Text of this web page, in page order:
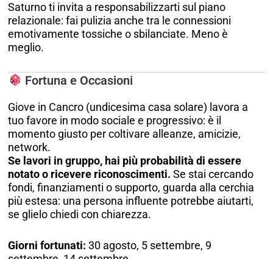
Saturno ti invita a responsabilizzarti sul piano
relazionale: fai pulizia anche tra le connessioni
emotivamente tossiche o sbilanciate. Meno è
meglio.
Fortuna e Occasioni
Giove in Cancro (undicesima casa solare) lavora a
tuo favore in modo sociale e progressivo: è il
momento giusto per coltivare alleanze, amicizie,
network.
Se lavori in gruppo, hai più probabilità di essere
notato o ricevere riconoscimenti. Se stai cercando
fondi, finanziamenti o supporto, guarda alla cerchia
più estesa: una persona influente potrebbe aiutarti,
se glielo chiedi con chiarezza.
Giorni fortunati: 30 agosto, 5 settembre, 9